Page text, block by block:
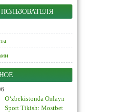
O‘zbekistonda Onlayn
Sport Tikish: Mostbet